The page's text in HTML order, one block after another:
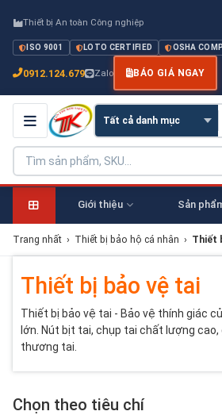
Thiết bị An toàn Công nghiệp
ISO 9001 LOTO CERTIFIED OSHA
0912.124.679 Zalo BÁO GIÁ NGAY
Giới thiệu Sản
Trang nhất › Thiết bị bảo hộ cá nhân › Thiết
Thiết bị bảo vệ tai
Thiết bị bảo vệ tai - Bảo vệ thính giác
lớn. Nút bịt tai, chụp tai chất lượng
thương tai.
Chọn theo tiêu chí